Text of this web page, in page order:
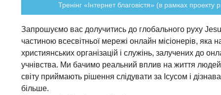
Тренінг «Інтернет благовістя» (в рамках проекту
Запрошуємо вас долучитись до глобального руху
частиною всесвітньої мережі онлайн місіонерів, яка
християнських організацій і служінь, залучених до
учнівства. Ми бачимо реальний вплив на життя
світу приймають рішення слідувати за Ісусом і
більше.